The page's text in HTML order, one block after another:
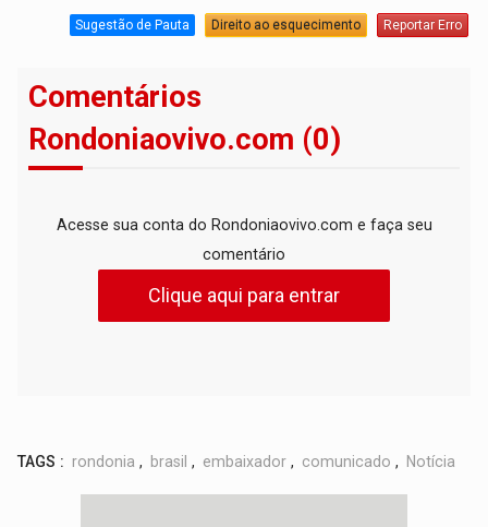
Sugestão de Pauta Direito ao esquecimento Reportar Erro
Comentários
Rondoniaovivo.com (0)
Acesse sua conta do Rondoniaovivo.com e faça seu
comentário
Clique aqui para entrar
TAGS : rondonia , brasil , embaixador , comunicado , Notícia